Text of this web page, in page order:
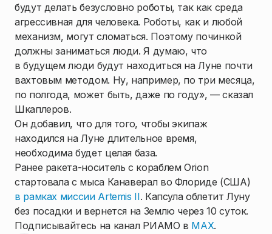
будут делать безусловно роботы, так как среда
агрессивная для человека. Роботы, как и любой
механизм, могут сломаться. Поэтому починкой
должны заниматься люди. Я думаю, что
в будущем люди будут находиться на Луне почти
вахтовым методом. Ну, например, по три месяца,
по полгода, может быть, даже по году», — сказал
Шкаплеров.
Он добавил, что для того, чтобы экипаж
находился на Луне длительное время,
необходима будет целая база.
Ранее ракета-носитель с кораблем Orion
стартовала с мыса Канаверал во Флориде (США)
в рамках миссии Artemis II. Капсула облетит Луну
без посадки и вернется на Землю через 10 суток.
Подписывайтесь на канал РИАМО в MAX.